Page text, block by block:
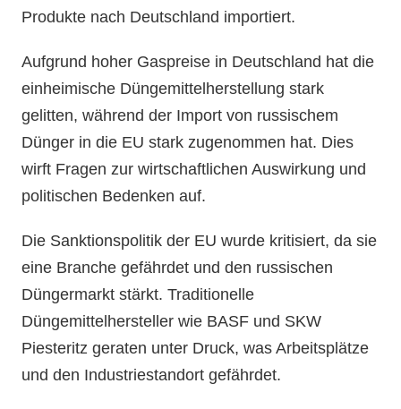
Produkte nach Deutschland importiert.
Aufgrund hoher Gaspreise in Deutschland hat die
einheimische Düngemittelherstellung stark
gelitten, während der Import von russischem
Dünger in die EU stark zugenommen hat. Dies
wirft Fragen zur wirtschaftlichen Auswirkung und
politischen Bedenken auf.
Die Sanktionspolitik der EU wurde kritisiert, da sie
eine Branche gefährdet und den russischen
Düngermarkt stärkt. Traditionelle
Düngemittelhersteller wie BASF und SKW
Piesteritz geraten unter Druck, was Arbeitsplätze
und den Industriestandort gefährdet.